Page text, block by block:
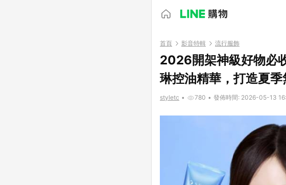
首頁 影音特輯 流行服飾
2026開架神級好物必
琳控油精華，打造夏
styletc • 780 • 發佈時間: 2026-05-13